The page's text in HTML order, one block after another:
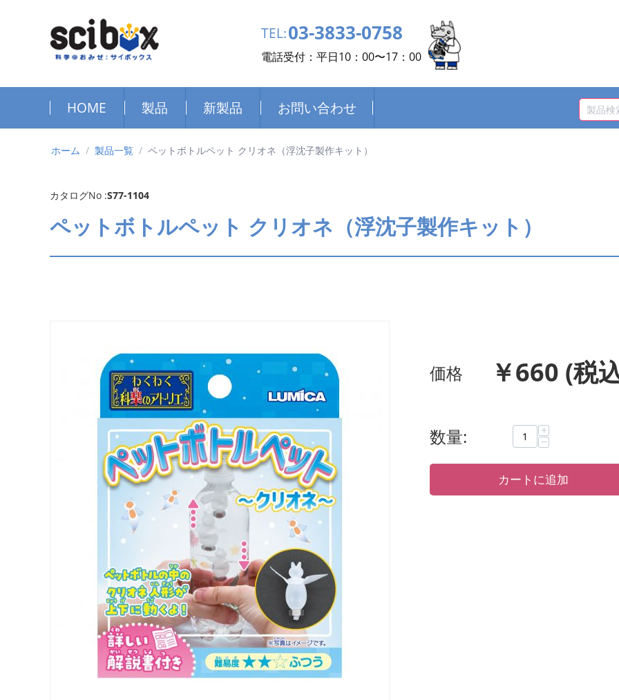
TEL:03-3833-0758
電話受付：平日10：00〜17：00
HOME 製品 新製品 お問い合わせ
ホーム / 製品一覧 / ペットボトルペット クリオネ（浮沈子製作キット）
カタログNo :S77-1104
ペットボトルペット クリオネ（浮沈子製作キット）
価格 ￥660 (税
数量: +
−
カートに追加